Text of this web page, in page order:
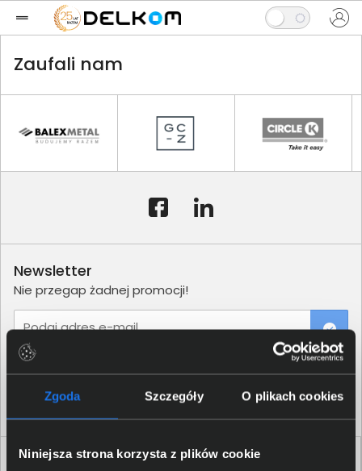
Zgoda Szczegóły O plikach cookies
Niniejsza strona korzysta z plików cookie
Zaufali nam
Dla Firm i Instytucji
Newsletter
Nie przegap żadnej promocji!
Podaj adres e-mail